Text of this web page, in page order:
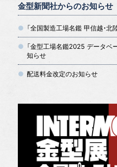
金型新聞社からのお知らせ
「全国製造工場名鑑 甲信越・北
「金型工場名鑑2025 データベ
知らせ
配送料金改定のお知らせ